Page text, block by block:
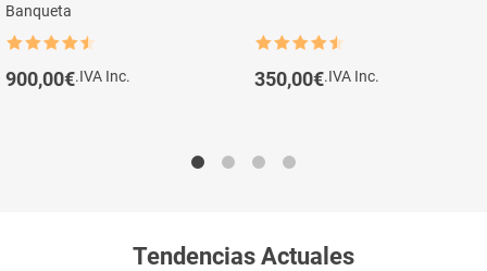
Banqueta
out of 5
900,00€.IVA Inc.
out of 5
350,00€.IVA Inc.
Tendencias Actuales